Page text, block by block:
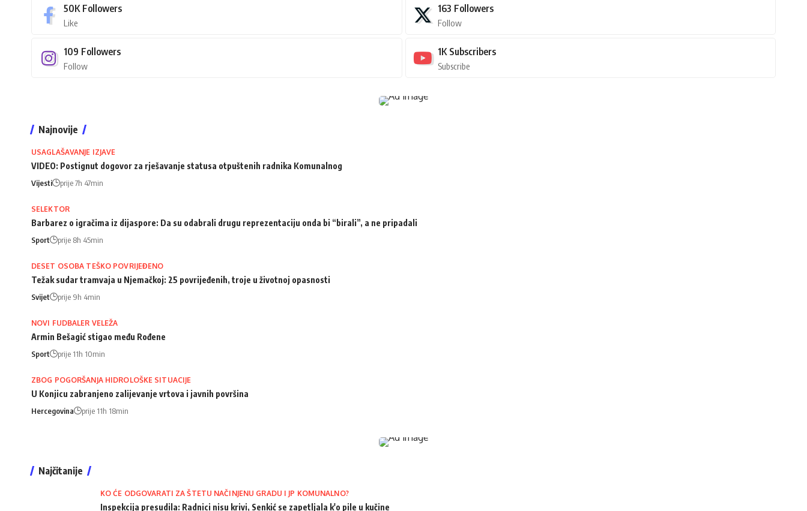
50K Followers
Like
163 Followers
Follow
109 Followers
Follow
1K Subscribers
Subscribe
Najnovije
USAGLAŠAVANJE IZJAVE
VIDEO: Postignut dogovor za rješavanje statusa otpuštenih radnika Komunalnog
Vijesti prije 7h 47min
SELEKTOR
Barbarez o igračima iz dijaspore: Da su odabrali drugu reprezentaciju onda bi “birali”, a ne pripadali
Sport prije 8h 45min
DESET OSOBA TEŠKO POVRIJEĐENO
Težak sudar tramvaja u Njemačkoj: 25 povrijeđenih, troje u životnoj opasnosti
Svijet prije 9h 4min
NOVI FUDBALER VELEŽA
Armin Bešagić stigao među Rođene
Sport prije 11h 10min
ZBOG POGORŠANJA HIDROLOŠKE SITUACIJE
U Konjicu zabranjeno zalijevanje vrtova i javnih površina
Hercegovina prije 11h 18min
Najčitanije
KO ĆE ODGOVARATI ZA ŠTETU NAČINJENU GRADU I JP KOMUNALNO?
Inspekcija presudila: Radnici nisu krivi, Senkić se zapetljala k'o pile u kučine